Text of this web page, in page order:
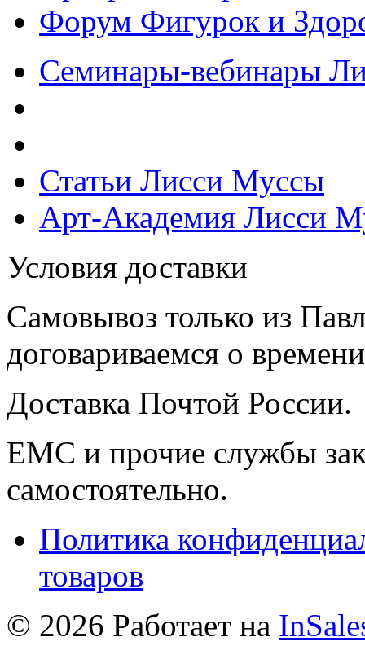
Форум Фигурок и
Семинары-вебинары
Статьи Лисси Муссы
Арт-Академия Лисси
Условия доставки
Самовывоз только из
договариваемся о
Доставка Почтой России.
ЕМС и прочие службы
самостоятельно.
Политика
товаров
© 2026 Работает на